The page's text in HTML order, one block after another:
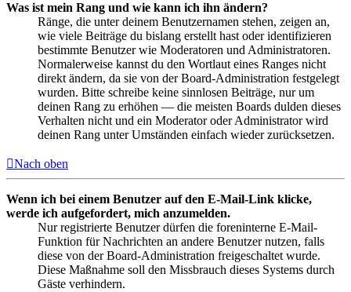
Was ist mein Rang und wie kann ich ihn ändern?
Ränge, die unter deinem Benutzernamen stehen, zeigen an,
wie viele Beiträge du bislang erstellt hast oder identifizieren
bestimmte Benutzer wie Moderatoren und Administratoren.
Normalerweise kannst du den Wortlaut eines Ranges nicht
direkt ändern, da sie von der Board-Administration festgelegt
wurden. Bitte schreibe keine sinnlosen Beiträge, nur um
deinen Rang zu erhöhen — die meisten Boards dulden dieses
Verhalten nicht und ein Moderator oder Administrator wird
deinen Rang unter Umständen einfach wieder zurücksetzen.
Nach oben
Wenn ich bei einem Benutzer auf den E-Mail-Link klicke,
werde ich aufgefordert, mich anzumelden.
Nur registrierte Benutzer dürfen die foreninterne E-Mail-
Funktion für Nachrichten an andere Benutzer nutzen, falls
diese von der Board-Administration freigeschaltet wurde.
Diese Maßnahme soll den Missbrauch dieses Systems durch
Gäste verhindern.